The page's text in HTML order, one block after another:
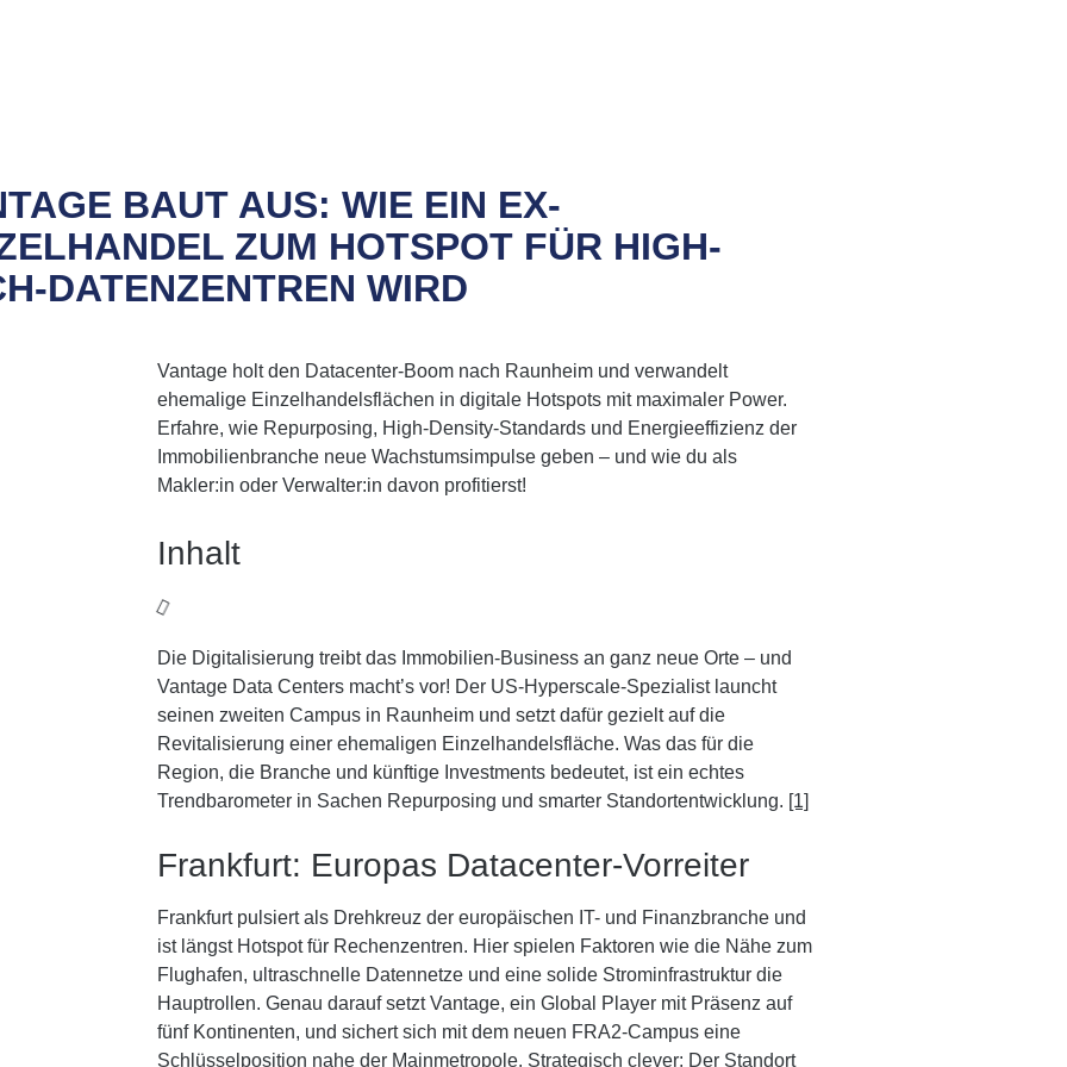
BAUT AUS: WIE EIN EX-
ZUM HOTSPOT FÜR HIGH-
DATENZENTREN WIRD
Vantage holt den Datacenter-Boom nach Raunheim und verwandelt
ehemalige Einzelhandelsflächen in digitale Hotspots mit maximaler Power.
Erfahre, wie Repurposing, High-Density-Standards und Energieeffizienz der
Immobilienbranche neue Wachstumsimpulse geben – und wie du als
Makler:in oder Verwalter:in davon profitierst!
Inhalt
Die Digitalisierung treibt das Immobilien-Business an ganz neue Orte – und
Vantage Data Centers macht’s vor! Der US-Hyperscale-Spezialist launcht
seinen zweiten Campus in Raunheim und setzt dafür gezielt auf die
Revitalisierung einer ehemaligen Einzelhandelsfläche. Was das für die
Region, die Branche und künftige Investments bedeutet, ist ein echtes
Trendbarometer in Sachen Repurposing und smarter Standortentwicklung. [1]
Frankfurt: Europas Datacenter-Vorreiter
Frankfurt pulsiert als Drehkreuz der europäischen IT- und Finanzbranche und
ist längst Hotspot für Rechenzentren. Hier spielen Faktoren wie die Nähe zum
Flughafen, ultraschnelle Datennetze und eine solide Strominfrastruktur die
Hauptrollen. Genau darauf setzt Vantage, ein Global Player mit Präsenz auf
fünf Kontinenten, und sichert sich mit dem neuen FRA2-Campus eine
Schlüsselposition nahe der Mainmetropole. Strategisch clever: Der Standort